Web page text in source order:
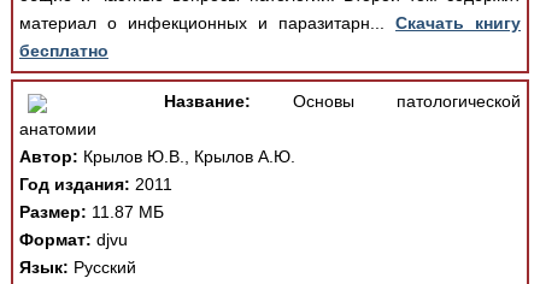
материал о инфекционных и паразитарн...Скачать книгу
бесплатно
Название: Основы патологической
анатомии
Автор: Крылов Ю.В., Крылов А.Ю.
Год издания: 2011
Размер: 11.87 МБ
Формат: djvu
Язык: Русский